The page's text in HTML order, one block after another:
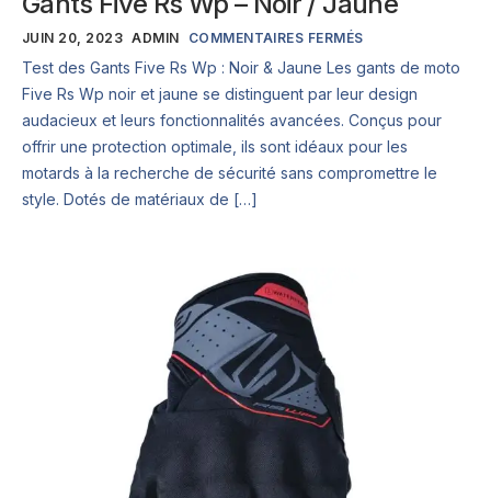
JUIN 20, 2023 ADMIN COMMENTAIRES FERMÉS
Test des Gants Five Rs Wp : Noir & Jaune Les gants de moto
Five Rs Wp noir et jaune se distinguent par leur design
audacieux et leurs fonctionnalités avancées. Conçus pour
offrir une protection optimale, ils sont idéaux pour les
motards à la recherche de sécurité sans compromettre le
style. Dotés de matériaux de […]